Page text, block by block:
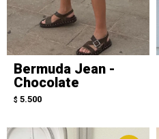
Bermuda Jean -
Chocolate
$ 5.500